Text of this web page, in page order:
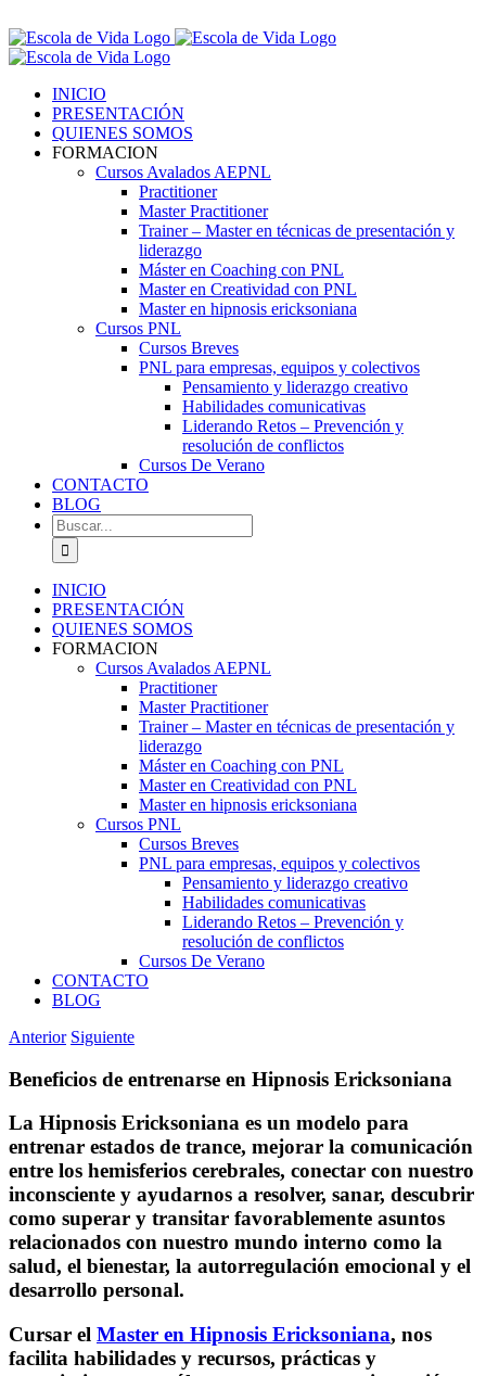
al
contenido
Facebook
Instagram
LinkedIn
INICIO
PRESENTACIÓN
QUIENES SOMOS
FORMACION
Cursos Avalados AEPNL
Practitioner
Master Practitioner
Trainer – Master en técnicas de presentación y
liderazgo
Máster en Coaching con PNL
Master en Creatividad con PNL
Master en hipnosis ericksoniana
Cursos PNL
Cursos Breves
PNL para empresas, equipos y colectivos
Pensamiento y liderazgo creativo
Habilidades comunicativas
Liderando Retos – Prevención y
resolución de conflictos
Cursos De Verano
CONTACTO
BLOG
Buscar:
INICIO
PRESENTACIÓN
QUIENES SOMOS
FORMACION
Cursos Avalados AEPNL
Practitioner
Master Practitioner
Trainer – Master en técnicas de presentación y
liderazgo
Máster en Coaching con PNL
Master en Creatividad con PNL
Master en hipnosis ericksoniana
Cursos PNL
Cursos Breves
PNL para empresas, equipos y colectivos
Pensamiento y liderazgo creativo
Habilidades comunicativas
Liderando Retos – Prevención y
resolución de conflictos
Cursos De Verano
CONTACTO
BLOG
Anterior Siguiente
Beneficios de entrenarse en Hipnosis Ericksoniana
La Hipnosis Ericksoniana es un modelo para
entrenar estados de trance, mejorar la comunicación
entre los hemisferios cerebrales, conectar con nuestro
inconsciente y ayudarnos a resolver, sanar, descubrir
como superar y transitar favorablemente asuntos
relacionados con nuestro mundo interno como la
salud, el bienestar, la autorregulación emocional y el
desarrollo personal.
Cursar el Master en Hipnosis Ericksoniana, nos
facilita habilidades y recursos, prácticas y